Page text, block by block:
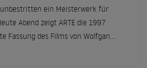
unbestritten ein Meisterwerk für
Abend zeigt ARTE die 1997
Fassung des Films von Wolfgang
kämpft die Crew um Kapitän